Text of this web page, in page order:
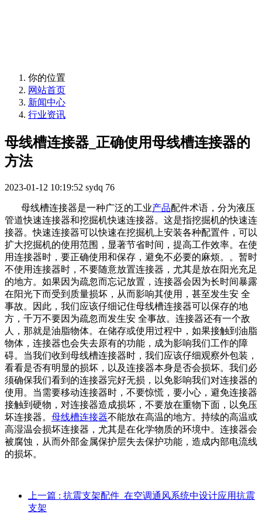
你的位置
网站首页
新闻中心
行业资讯
母线槽连接器_正确使用母线槽连接器的
方法
2023-01-12 10:19:52 sydq 76
母线槽连接器是一种广泛的工业产品配件术语，分为液压
管道快速连接器和挖掘机快速连接器。这是指挖掘机的快速连
接器。快速连接器可以快速在挖掘机上安装各种配置件，可以
扩大挖掘机的使用范围，显著节省时间，提高工作效率。在使
用连接器时，要正确使用和保存，避免不必要的麻烦。。暂时
不使用连接器时，不要随意放置连接器，尤其是放在阳光充足
的地方。如果因为疏忽而忘记放置，连接器会因为长时间暴露
在阳光下而受到质量损坏，从而影响其使用，甚至发生安 全
事故。因此，我们应该仔细记住母线槽连接器可以保存的地
方，千万不要因为疏忽而发生安 全事故。连接器还有一个敌
人，那就是油脂物体。在储存或使用过程中，如果接触到油脂
物体，连接器也会失去原有的功能，成为影响我们工作的障
碍。当我们收到母线槽连接器时，我们应该仔细观察外包装，
看看是否有明显的损坏，以及连接器本身是否会损坏。我们必
须确保我们看到的连接器完好无损，以免影响我们对连接器的
使用。当需要移动连接器时，不要惊慌，要小心，避免连接器
接触到硬物，对连接器造成损坏，不要放在重物下面，以免压
坏连接器。 母线槽连接器不能放在高温的地方。持续的高温或
高湿温会损坏连接器，尤其是在化学物质的环境中。连接器会
被腐蚀，从而外部金属保护层失去保护功能，造成内部电流线
的损坏。
上一篇 : 抗震支架配件​_在空调通风系统中设计应用抗震
支架